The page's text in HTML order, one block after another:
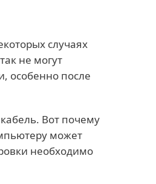
случаях
не могут
особенно после
Вот почему
может
необходимо